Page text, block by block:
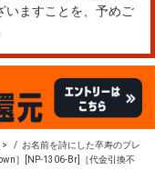
いますことを、予めご
>
お名前を詩にした卒寿のプレ
］[NP-1306-Br]［代金引換不